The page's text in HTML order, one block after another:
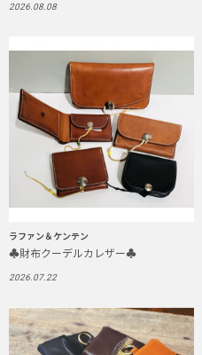
2026.08.08
ラファン＆ケンテン
♣︎財布クーデルカレザー♣︎
2026.07.22